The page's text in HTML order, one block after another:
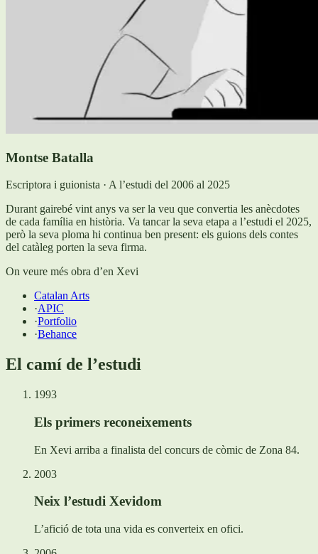
Montse Batalla
Escriptora i guionista · A l’estudi del 2006 al 2025
Durant gairebé vint anys va ser la veu que convertia les anècdotes
de cada família en història. Va tancar la seva etapa a l’estudi el 2025,
però la seva ploma hi continua ben present: els guions dels contes
del catàleg porten la seva firma.
On veure més obra d’en Xevi
Catalan Arts
·APIC
·Portfolio
·Behance
El camí de l’estudi
1993
Els primers reconeixements
En Xevi arriba a finalista del concurs de còmic de Zona 84.
2003
Neix l’estudi Xevidom
L’afició de tota una vida es converteix en ofici.